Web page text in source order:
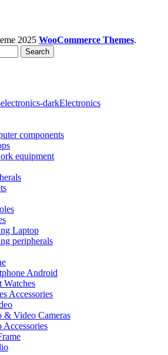
2025 WooCommerce Themes.
Search
Electronics
components
equipment
Laptop
peripherals
Android
Watches
Accessories
& Video Cameras
Accessories